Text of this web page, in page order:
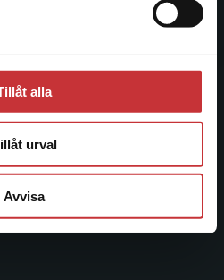
alla
urval
Avvisa